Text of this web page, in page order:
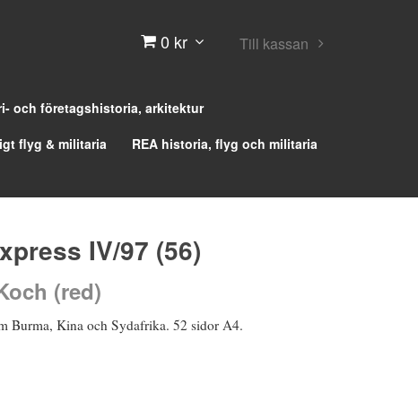
0 kr Till kassan
och företagshistoria, arkitektur
flyg & militaria
REA historia, flyg och militaria
IV/97 (56)
(red)
Burma, Kina och Sydafrika. 52 sidor A4.